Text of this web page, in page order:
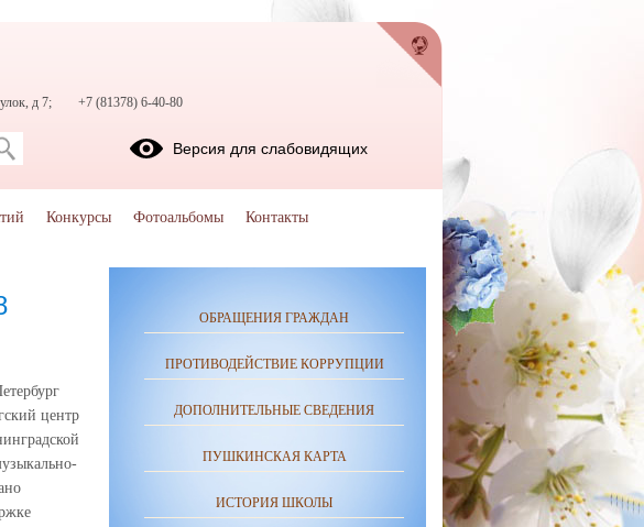
центр
ОБРАЩЕНИЯ ГРАЖДАН
ПРОТИВОДЕЙСТВИЕ КОРРУПЦИИ
ДОПОЛНИТЕЛЬНЫЕ СВЕДЕНИЯ
ПУШКИНСКАЯ КАРТА
ИСТОРИЯ ШКОЛЫ
д 7; +7 (81378) 6-40-80
Версия для слабовидящих
Конкурсы Фотоальбомы Контакты